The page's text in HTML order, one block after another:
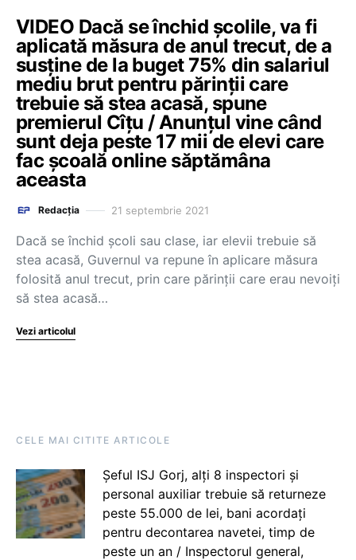
VIDEO Dacă se închid școlile, va fi
aplicată măsura de anul trecut, de a
susține de la buget 75% din salariul
mediu brut pentru părinții care
trebuie să stea acasă, spune
premierul Cîțu / Anunțul vine când
sunt deja peste 17 mii de elevi care
fac școală online săptămâna
aceasta
Redacția 21 septembrie 2021
Dacă se închid școli sau clase, iar elevii trebuie să
stea acasă, Guvernul va repune în aplicare măsura
folosită anul trecut, prin care părinții care erau nevoiți
să stea acasă…
Vezi articolul
CELE MAI CITITE ARTICOLE
Șeful ISJ Gorj, alți 8 inspectori și
personal auxiliar trebuie să returneze
peste 55.000 de lei, bani acordați
pentru decontarea navetei, timp de
peste un an / Inspectorul general,